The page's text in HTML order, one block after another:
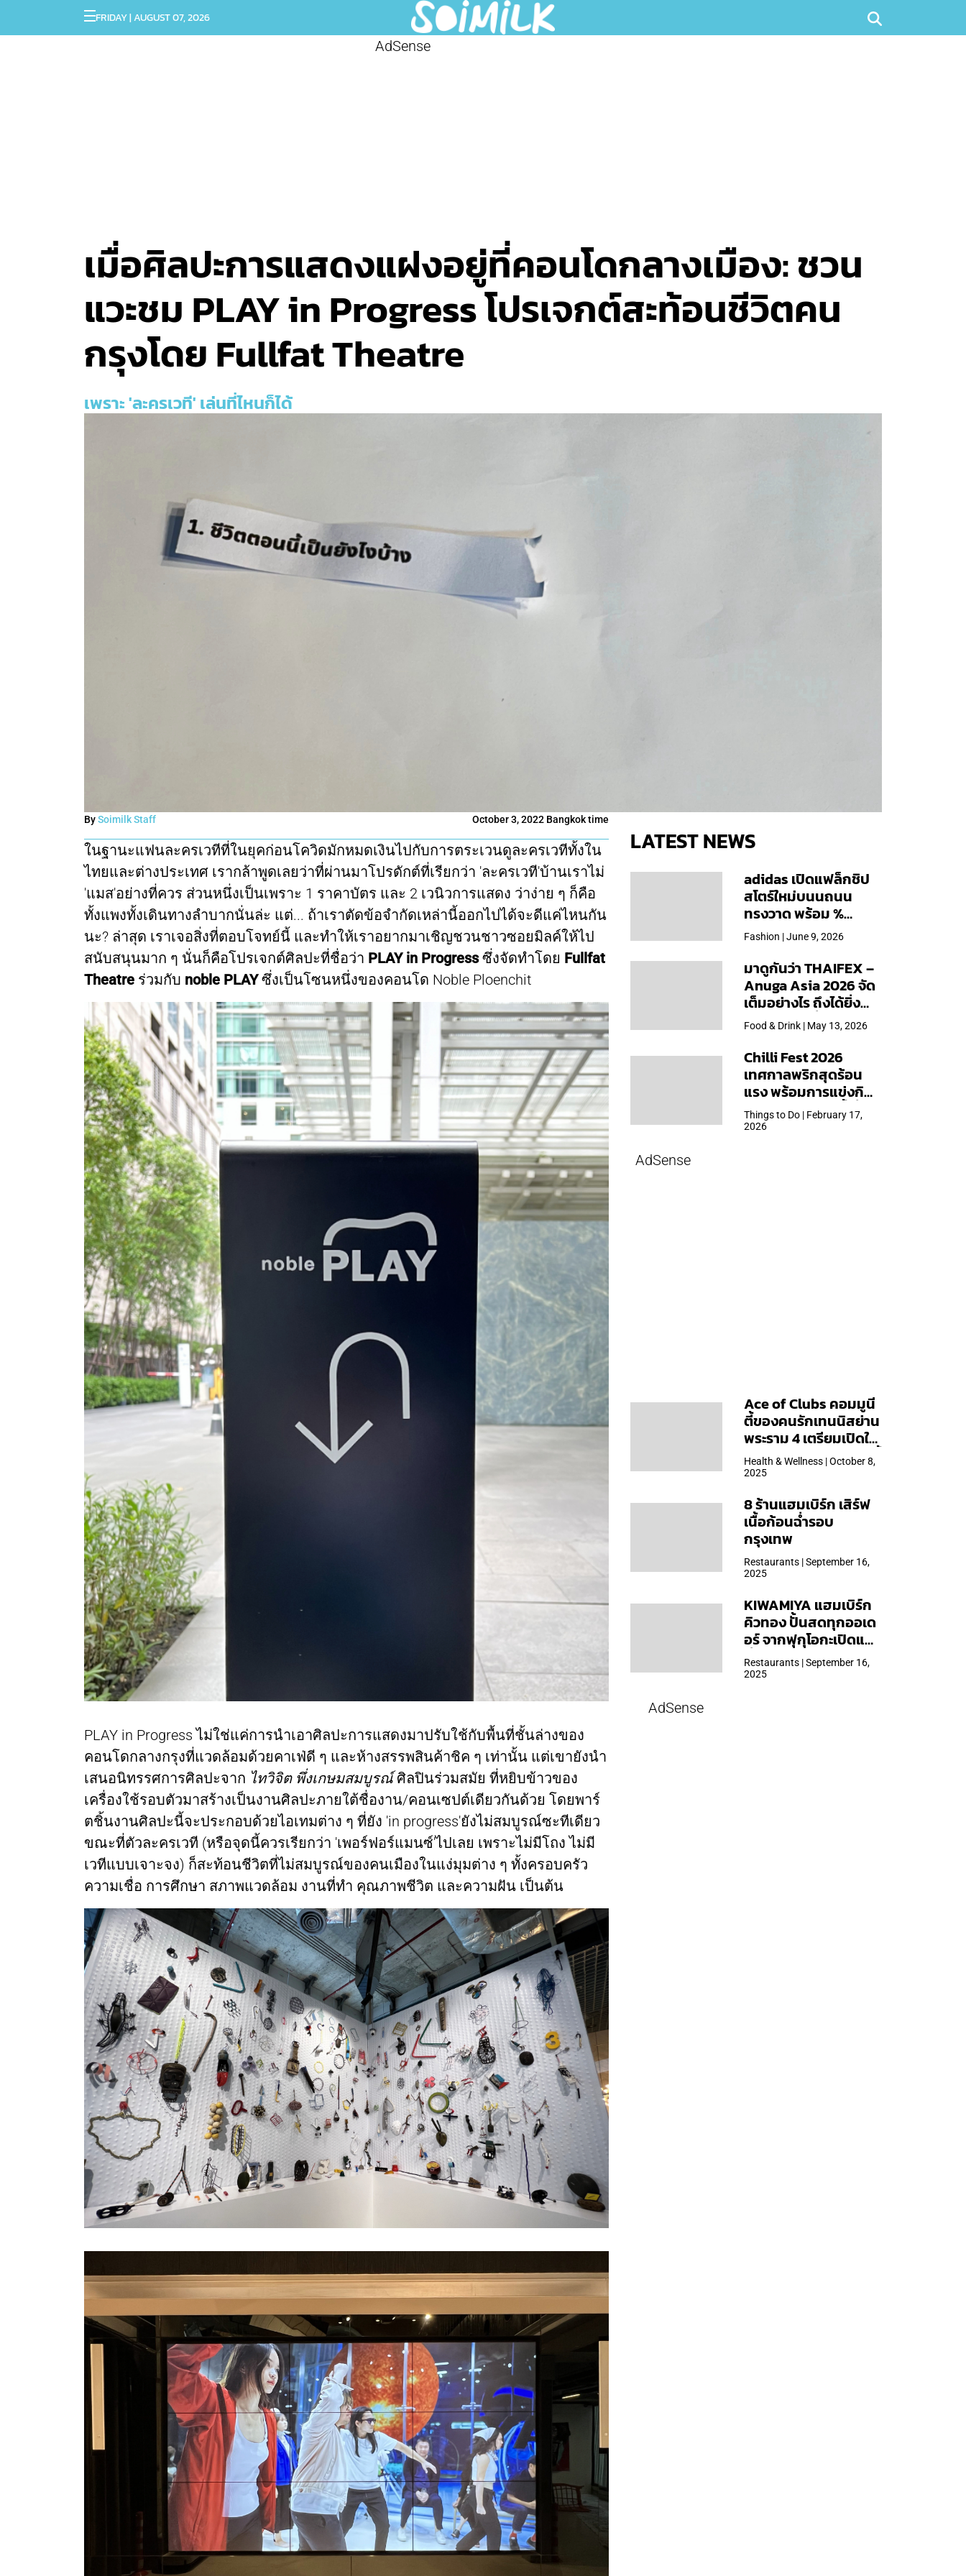
FRIDAY | AUGUST 07, 2026
AdSense
เมื่อศิลปะการแสดงแฝงอยู่ที่คอนโดกลางเมือง: ชวน
แวะชม PLAY in Progress โปรเจกต์สะท้อนชีวิตคน
กรุงโดย Fullfat Theatre
เพราะ 'ละครเวที' เล่นที่ไหนก็ได้
BySoimilk Staff October 3, 2022 Bangkok time
ในฐานะแฟนละครเวทีที่ในยุคก่อนโควิดมักหมดเงินไปกับการตระเวนดูละครเวทีทั้งใน
ไทยและต่างประเทศ เรากล้าพูดเลยว่าที่ผ่านมาโปรดักต์ที่เรียกว่า 'ละครเวที'บ้านเราไม่
'แมส'อย่างที่ควร ส่วนหนึ่งเป็นเพราะ 1 ราคาบัตร และ 2 เวนิวการแสดง ว่าง่าย ๆ ก็คือ
ทั้งแพงทั้งเดินทางลำบากนั่นล่ะ แต่... ถ้าเราตัดข้อจำกัดเหล่านี้ออกไปได้จะดีแค่ไหนกัน
นะ? ล่าสุด เราเจอสิ่งที่ตอบโจทย์นี้ และทำให้เราอยากมาเชิญชวนชาวซอยมิลค์ให้ไป
สนับสนุนมาก ๆ นั่นก็คือโปรเจกต์ศิลปะที่ชื่อว่า PLAY in Progressซึ่งจัดทำโดย Fullfat
Theatre ร่วมกับ noble PLAYซึ่งเป็นโซนหนึ่งของคอนโด Noble Ploenchit
PLAY in Progress ไม่ใช่แค่การนำเอาศิลปะการแสดงมาปรับใช้กับพื้นที่ชั้นล่างของ
คอนโดกลางกรุงที่แวดล้อมด้วยคาเฟ่ดี ๆ และห้างสรรพสินค้าชิค ๆ เท่านั้น แต่เขายังนำ
เสนอนิทรรศการศิลปะจาก ไทวิจิต พึ่งเกษมสมบูรณ์ศิลปินร่วมสมัย ที่หยิบข้าวของ
เครื่องใช้รอบตัวมาสร้างเป็นงานศิลปะภายใต้ชื่องาน/คอนเซปต์เดียวกันด้วย โดยพาร์
ตชิ้นงานศิลปะนี้จะประกอบด้วยไอเทมต่าง ๆ ที่ยัง 'in progress'ยังไม่สมบูรณ์ซะทีเดียว
ขณะที่ตัวละครเวที (หรือจุดนี้ควรเรียกว่า 'เพอร์ฟอร์แมนซ์'ไปเลย เพราะไม่มีโถง ไม่มี
เวทีแบบเจาะจง) ก็สะท้อนชีวิตที่ไม่สมบูรณ์ของคนเมืองในแง่มุมต่าง ๆ ทั้งครอบครัว
ความเชื่อ การศึกษา สภาพแวดล้อม งานที่ทำ คุณภาพชีวิต และความฝัน เป็นต้น
LATEST NEWS
adidas เปิดแฟล็กชิป
สโตร์ใหม่บนนถนน
ทรงวาด พร้อม %
Arabica และคอลเลก
ชันพิเศษเฉพาะสาขา
Fashion | June 9, 2026
มาดูกันว่า THAIFEX –
Anuga Asia 2026 จัด
เต็มอย่างไร ถึงได้ยิ่ง
ใหญ่สุดเท่าที่เคยจัดมา
Food & Drink | May 13, 2026
Chilli Fest 2026
เทศกาลพริกสุดร้อน
แรง พร้อมการแข่งกิน
พริก จัด 28 มี.ค.นี้ ที่โรง
แรมคิมป์ตัน มาลัยฯ
Things to Do | February 17,
2026
AdSense
Ace of Clubs คอมมูนี
ตี้ของคนรักเทนนิสย่าน
พระราม 4 เตรียมเปิดให้
บริการวันแรก 19 ต.ค. นี้
Health & Wellness | October 8,
2025
8 ร้านแฮมเบิร์ก เสิร์ฟ
เนื้อก้อนฉ่ำรอบ
กรุงเทพ
Restaurants | September 16,
2025
KIWAMIYA แฮมเบิร์ก
คิวทอง ปั้นสดทุกออเด
อร์ จากฟุกุโอกะเปิดแล้ว
ที่ Central Park
Restaurants | September 16,
2025
AdSense